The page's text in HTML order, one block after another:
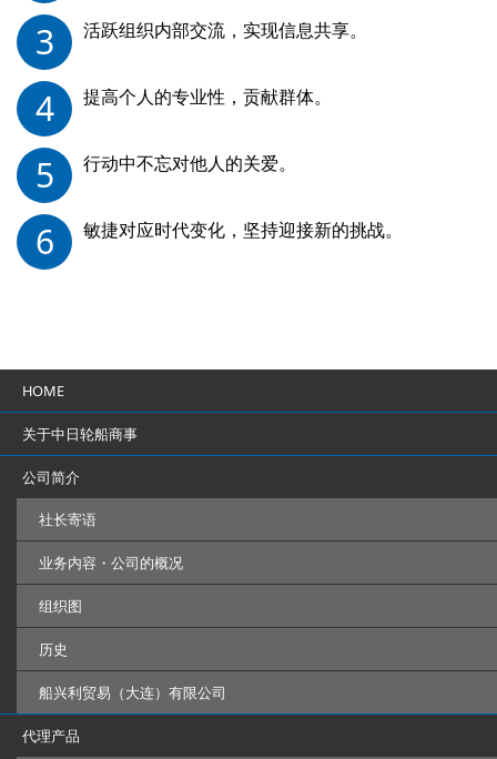
3 活跃组织内部交流，实现信息共享。
4 提高个人的专业性，贡献群体。
5 行动中不忘对他人的关爱。
6 敏捷对应时代变化，坚持迎接新的挑战。
HOME
关于中日轮船商事
公司简介
社长寄语
业务内容・公司的概况
组织图
历史
船兴利贸易（大连）有限公司
代理产品